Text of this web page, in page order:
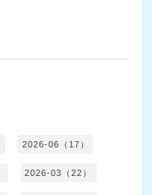
2026-06（17）
2026-03（22）